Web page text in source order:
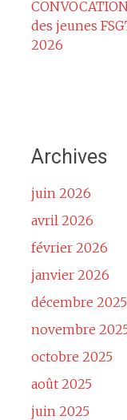
des jeunes
2026
Archives
juin 2026
avril 2026
février 2026
janvier 2026
décembre 2025
novembre
octobre 2025
août 2025
juin 2025